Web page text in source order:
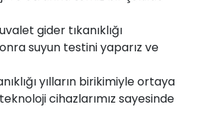
gider tıkanıklığı
suyun testini yaparız ve
yılların birikimiyle ortaya
cihazlarımız sayesinde